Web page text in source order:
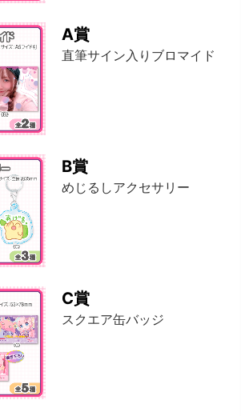
A賞
直筆サイン入りブロマイド
B賞
めじるしアクセサリー
C賞
スクエア缶バッジ